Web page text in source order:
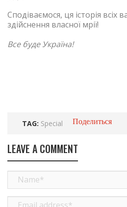
Сподіваємося, ця історія всіх
здійснення власної мрії!
Все буде Україна!
TAG: Special Поделиться
LEAVE A COMMENT